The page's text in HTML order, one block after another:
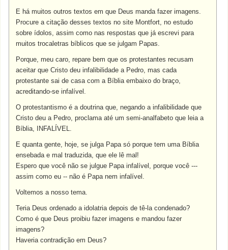
E há muitos outros textos em que Deus manda fazer imagens.
Procure a citação desses textos no site Montfort, no estudo
sobre ídolos, assim como nas respostas que já escrevi para
muitos trocaletras bíblicos que se julgam Papas.
Porque, meu caro, repare bem que os protestantes recusam
aceitar que Cristo deu infalibilidade a Pedro, mas cada
protestante sai de casa com a Bíblia embaixo do braço,
acreditando-se infalível.
O protestantismo é a doutrina que, negando a infalibilidade que
Cristo deu a Pedro, proclama até um semi-analfabeto que leia a
Bíblia, INFALÍVEL.
E quanta gente, hoje, se julga Papa só porque tem uma Bíblia
ensebada e mal traduzida, que ele lê mal!
Espero que você não se julgue Papa infalível, porque você ---
assim como eu -- não é Papa nem infalível.
Voltemos a nosso tema.
Teria Deus ordenado a idolatria depois de tê-la condenado?
Como é que Deus proibiu fazer imagens e mandou fazer
imagens?
Haveria contradição em Deus?